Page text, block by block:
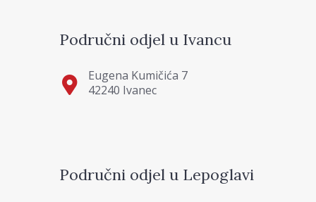
Područni odjel u Ivancu
Eugena Kumičića 7
42240 Ivanec
Područni odjel u Lepoglavi